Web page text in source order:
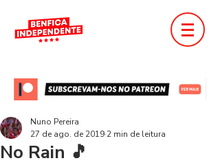
No Rain 🎵
Nuno Pereira
27 de ago. de 2019 2 min de leitura